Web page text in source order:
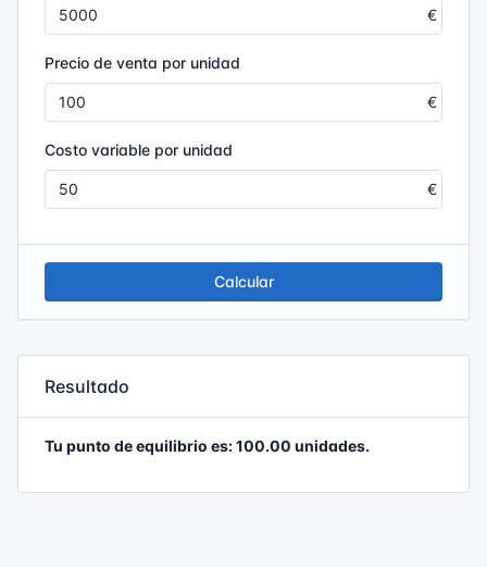
Precio de venta por unidad
Costo variable por unidad
Calcular
Resultado
Tu punto de equilibrio es: 100.00 unidades.